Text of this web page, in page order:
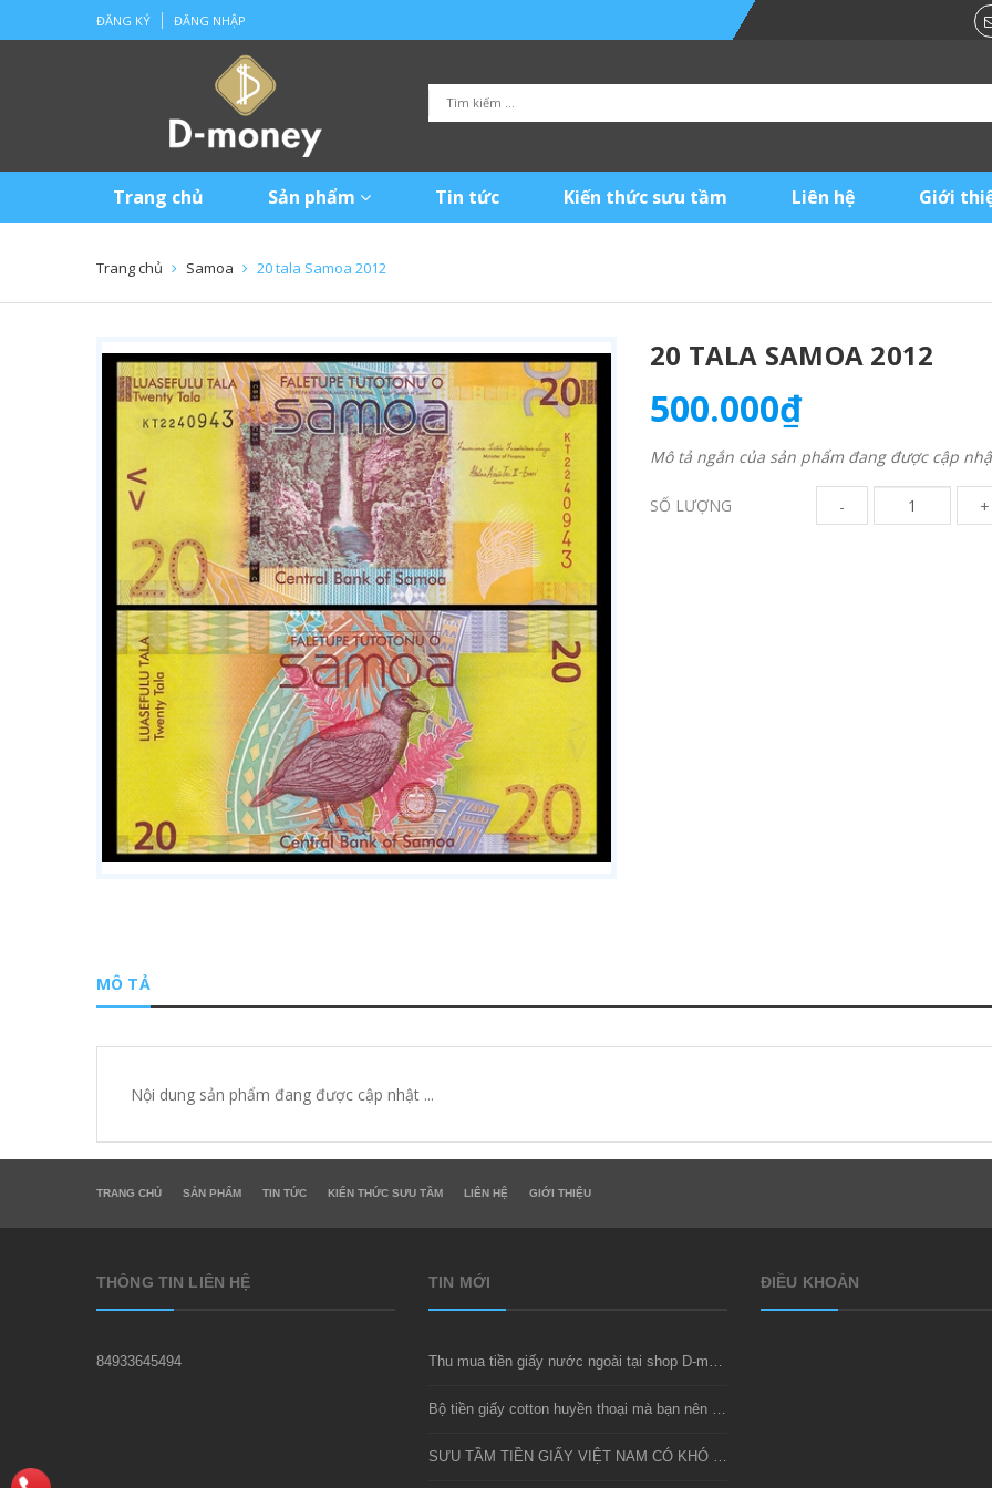
ĐĂNG KÝ ĐĂNG NHẬP
Trang chủ Sản phẩm Tin tức Kiến thức sưu tầm Liên hệ Giới
Trang chủ Samoa 20 tala Samoa 2012
20 TALA SAMOA 2012
500.000₫
Mô tả ngắn của sản phẩm đang được cập
SỐ LƯỢNG - +
MÔ TẢ
Nội dung sản phẩm đang được cập nhật ...
TRANG CHỦ SẢN PHẨM TIN TỨC KIẾN THỨC SƯU TẦM LIÊN HỆ GIỚI THIỆU
THÔNG TIN LIÊN HỆ
84933645494
TIN MỚI ĐIỀU KHOẢN